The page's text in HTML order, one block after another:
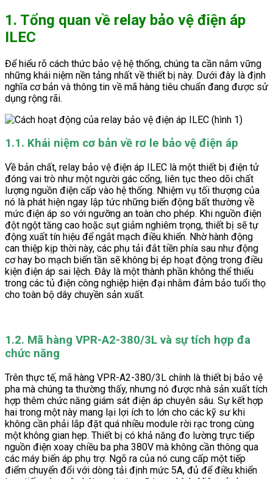
1. Tổng quan về relay bảo vệ điện áp
ILEC
Để hiểu rõ cách thức bảo vệ hệ thống, chúng ta cần nắm vững
những khái niệm nền tảng nhất về thiết bị này. Dưới đây là định
nghĩa cơ bản và thông tin về mã hàng tiêu chuẩn đang được sử
dụng rộng rãi.
1.1. Khái niệm cơ bản về rơ le bảo vệ điện áp
Về bản chất, relay bảo vệ điện áp ILEC là một thiết bị điện tử
đóng vai trò như một người gác cổng, liên tục theo dõi chất
lượng nguồn điện cấp vào hệ thống. Nhiệm vụ tối thượng của
nó là phát hiện ngay lập tức những biến động bất thường về
mức điện áp so với ngưỡng an toàn cho phép. Khi nguồn điện
đột ngột tăng cao hoặc sụt giảm nghiêm trọng, thiết bị sẽ tự
động xuất tín hiệu để ngắt mạch điều khiển. Nhờ hành động
can thiệp kịp thời này, các phụ tải đắt tiền phía sau như động
cơ hay bo mạch biến tần sẽ không bị ép hoạt động trong điều
kiện điện áp sai lệch. Đây là một thành phần không thể thiếu
trong các tủ điện công nghiệp hiện đại nhằm đảm bảo tuổi thọ
cho toàn bộ dây chuyền sản xuất.
1.2. Mã hàng VPR-A2-380/3L và sự tích hợp đa
chức năng
Trên thực tế, mã hàng VPR-A2-380/3L chính là thiết bị bảo vệ
pha mà chúng ta thường thấy, nhưng nó được nhà sản xuất tích
hợp thêm chức năng giám sát điện áp chuyên sâu. Sự kết hợp
hai trong một này mang lại lợi ích to lớn cho các kỹ sư khi
không cần phải lắp đặt quá nhiều module rời rạc trong cùng
một không gian hẹp. Thiết bị có khả năng đo lường trực tiếp
nguồn điện xoay chiều ba pha 380V mà không cần thông qua
các máy biến áp phụ trợ. Ngõ ra của nó cung cấp một tiếp
điểm chuyển đổi với dòng tải định mức 5A, đủ để điều khiển